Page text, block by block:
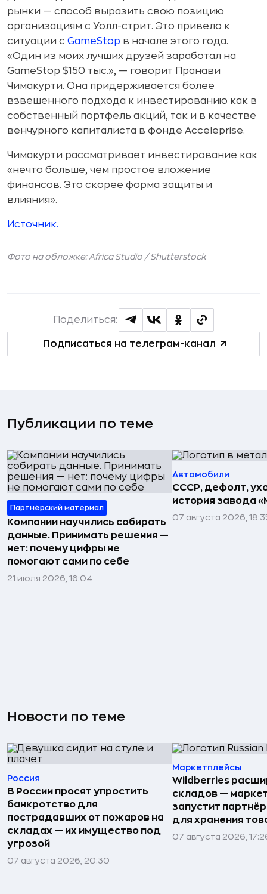
рынки — способ выразить свою позицию
организациям с Уолл-стрит. Это привело к
ситуации с GameStop в начале этого года.
«Один из моих лучших друзей заработал на
GameStop $150 тыс.», — говорит Пранави
Чимакурти. Она придерживается более
взвешенного подхода к инвестированию как в
собственный портфель акций, так и в качестве
венчурного капиталиста в фонде Acceleprise.
Чимакурти рассматривает инвестирование как
«нечто больше, чем простое вложение
финансов. Это скорее форма защиты и
влияния».
Источник.
Фото на обложке: Africa Studio /Shutterstock
Подписаться на телеграм-канал
Поделиться:
Публикации по теме
Партнёрский материал
Компании научились собирать
данные. Принимать решения —
нет: почему цифры не
помогают сами по себе
21 июля 2026, 16:04
Автомобили
СССР, дефолт,
история завода
07 августа 2026,
Новости по теме
Россия
В России просят упростить
банкротство для
пострадавших от пожаров на
складах — их имущество под
угрозой
07 августа 2026, 20:30
Маркетплейсы
Wildberries
складов —
запустит
для хранения
07 августа 2026,